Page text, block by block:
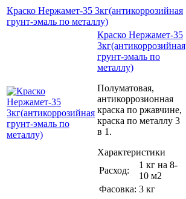
Краско Нержамет-35 3кг(антикоррозийная
грунт-эмаль по металлу)
Краско Нержамет-35
3кг(антикоррозийная
грунт-эмаль по
металлу)
Полуматовая,
антикоррозионная
краска по ржавчине,
краска по металлу 3
в 1.
Характеристики
Расход:
1 кг на 8-
10 м2
Фасовка: 3 кг